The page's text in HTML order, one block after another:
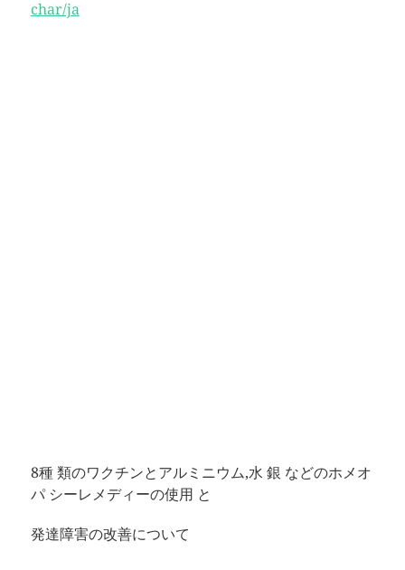
char/ja
8種 類のワクチンとアルミニウム,水 銀 などのホメオ
パ シーレメディーの使用 と
発達障害の改善について